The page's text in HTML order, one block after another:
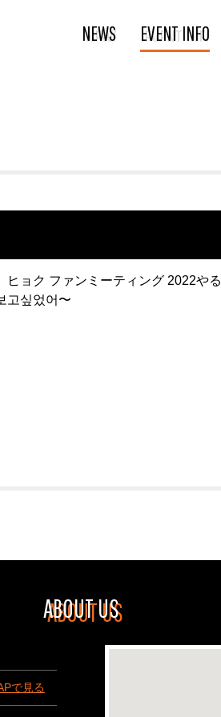
NEWS EVENT INFO
ヒョク ファンミーティング 2022やる
싶었어〜
ABOUT US
で見る